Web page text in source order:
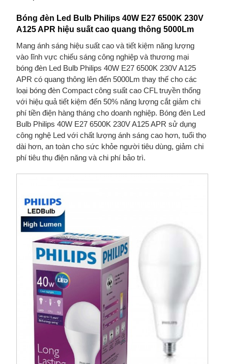
Bóng đèn Led Bulb Philips 40W E27 6500K 230V
A125 APR hiệu suất cao quang thông 5000Lm
Mang ánh sáng hiệu suất cao và tiết kiệm năng lượng
vào lĩnh vực chiếu sáng công nghiệp và thương mại
bóng đèn Led Bulb Philips 40W E27 6500K 230V A125
APR có quang thông lên đến 5000Lm thay thế cho các
loại bóng đèn Compact công suất cao CFL truyền thống
với hiệu quả tiết kiệm đến 50% năng lượng cắt giảm chi
phí tiền điện hàng tháng cho doanh nghiệp. Bóng đèn Led
Bulb Philips 40W E27 6500K 230V A125 APR sử dụng
công nghệ Led với chất lượng ánh sáng cao hơn, tuổi thọ
dài hơn, an toàn cho sức khỏe người tiêu dùng, giảm chi
phí tiêu thụ điện năng và chi phí bảo trì.